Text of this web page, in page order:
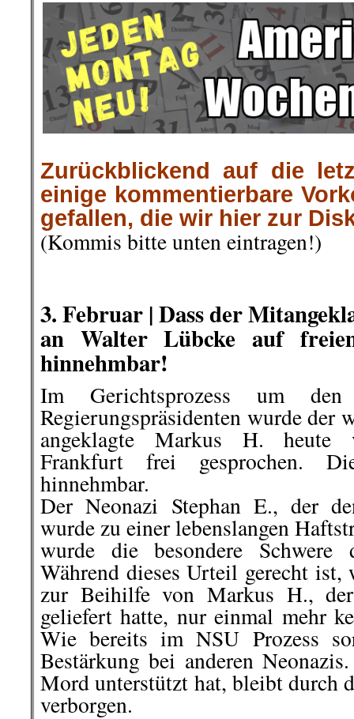
Zurückblickend auf die
einige kommentierbare
gefallen, die wir hier zur
(Kommis bitte unten eintragen!)
3. Februar | Dass der
an Walter Lübcke auf
hinnehmbar!
Im Gerichtsprozess um
Regierungspräsidenten wurde der
angeklagte Markus H. heute
Frankfurt frei gesprochen.
hinnehmbar.
Der Neonazi Stephan E., der
wurde zu einer lebenslangen
wurde die besondere Schwere
Während dieses Urteil gerecht
zur Beihilfe von Markus H.,
geliefert hatte, nur einmal mehr
Wie bereits im NSU Prozess
Bestärkung bei anderen
Mord unterstützt hat, bleibt durch
verborgen.